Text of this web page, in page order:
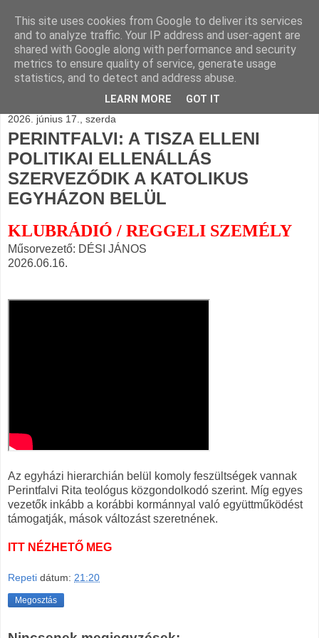
BLOGÁSZAT, napi
blogjava
2026. június 17., szerda
PERINTFALVI: A TISZA ELLENI
POLITIKAI ELLENÁLLÁS
SZERVEZŐDIK A KATOLIKUS
EGYHÁZON BELÜL
KLUBRÁDIÓ / REGGELI SZEMÉLY
Műsorvezető: DÉSI JÁNOS
2026.06.16.
Az egyházi hierarchián belül komoly feszültségek vannak
Perintfalvi Rita teológus közgondolkodó szerint. Míg egyes
vezetők inkább a korábbi kormánnyal való együttműködést
támogatják, mások változást szeretnének.
ITT NÉZHETŐ MEG
Repeti dátum: 21:20
Megosztás
This site uses cookies from Google to deliver its services
and to analyze traffic. Your IP address and user-agent are
shared with Google along with performance and security
metrics to ensure quality of service, generate usage
statistics, and to detect and address abuse.
LEARN MORE GOT IT